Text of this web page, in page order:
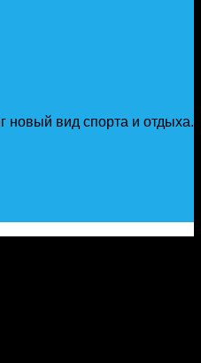
вид спорта и отдыха.